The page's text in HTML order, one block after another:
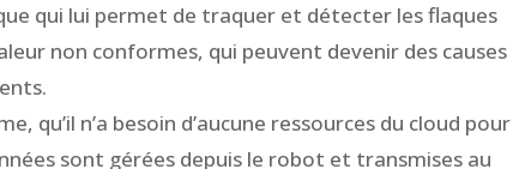
qui lui permet de traquer et détecter les flaques
non conformes, qui peuvent devenir des causes
qu’il n’a besoin d’aucune ressources du cloud pour
sont gérées depuis le robot et transmises au